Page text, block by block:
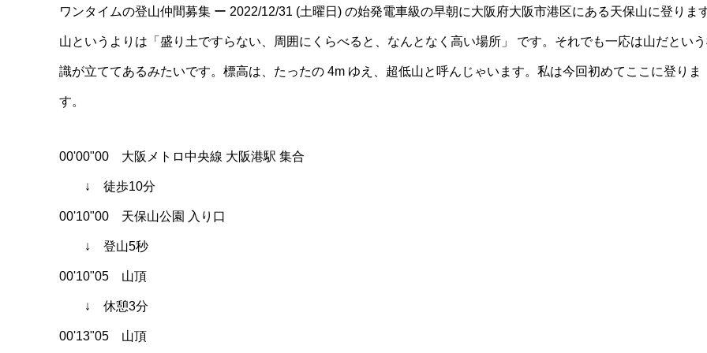
ワンタイムの登山仲間募集 ー 2022/12/31 (土曜日) の始発電車級の早朝に大阪府大阪市港区にある天保山に登りま
山というよりは「盛り土ですらない、周囲にくらべると、なんとなく高い場所」 です。それでも一応は山だとい
識が立ててあるみたいです。標高は、たったの 4m ゆえ、超低山と呼んじゃいます。私は今回初めてここに登りま
す。
00'00"00 大阪メトロ中央線 大阪港駅 集合
↓ 徒歩10分
00'10"00 天保山公園 入り口
↓ 登山5秒
00'10"05 山頂
↓ 休憩3分
00'13"05 山頂